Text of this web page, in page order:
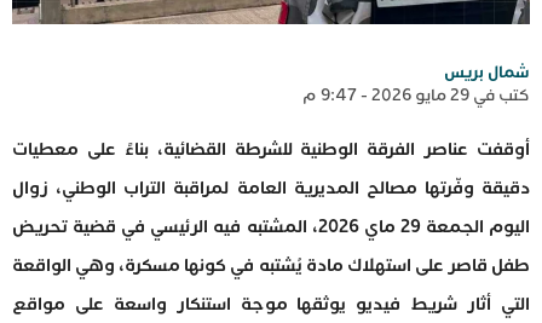
شمال بريس
كتب في 29 مايو 2026 - 9:47 م
أوقفت عناصر الفرقة الوطنية للشرطة القضائية، بناءً على معطيات
دقيقة وفّرتها مصالح المديرية العامة لمراقبة التراب الوطني، زوال
اليوم الجمعة 29 ماي 2026، المشتبه فيه الرئيسي في قضية تحريض
طفل قاصر على استهلاك مادة يُشتبه في كونها مسكرة، وهي الواقعة
التي أثار شريط فيديو يوثقها موجة استنكار واسعة على مواقع